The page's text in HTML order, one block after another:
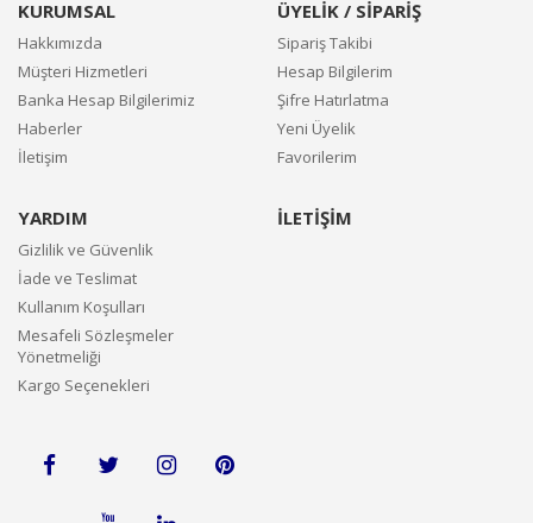
KURUMSAL
Hakkımızda
Müşteri Hizmetleri
Banka Hesap Bilgilerimiz
Haberler
İletişim
ÜYELİK / SİPARİŞ
Sipariş Takibi
Hesap Bilgilerim
Şifre Hatırlatma
Yeni Üyelik
Favorilerim
YARDIM
Gizlilik ve Güvenlik
İade ve Teslimat
Kullanım Koşulları
Mesafeli Sözleşmeler
Yönetmeliği
Kargo Seçenekleri
İLETİŞİM